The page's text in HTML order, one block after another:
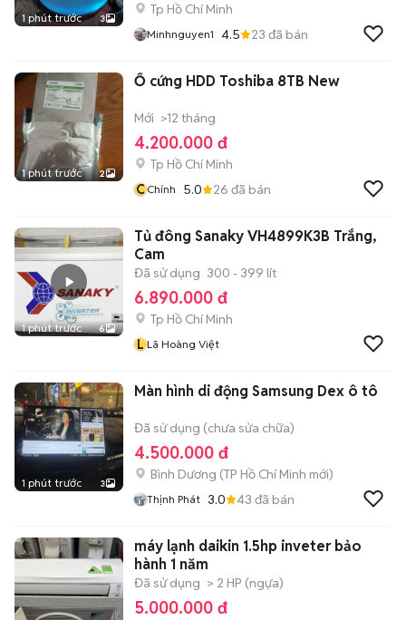
1 phút trước 3
Tp Hồ Chí Minh
Minhnguyen1 4.5 23 đã bán
1 phút trước 2
Ổ cứng HDD Toshiba 8TB New
Mới >12 tháng
4.200.000 đ
Tp Hồ Chí Minh
CChính 5.0 26 đã bán
1 phút trước 6
Tủ đông Sanaky VH4899K3B Trắng,
Cam
Đã sử dụng 300 - 399 lít
6.890.000 đ
Tp Hồ Chí Minh
L Lã Hoàng Việt
1 phút trước 3
Màn hình di động Samsung Dex ô tô
Đã sử dụng (chưa sửa chữa)
4.500.000 đ
Bình Dương (TP Hồ Chí Minh mới)
Thịnh Phát 3.0 43 đã bán
máy lạnh daikin 1.5hp inveter bảo
hành 1 năm
Đã sử dụng > 2 HP (ngựa)
5.000.000 đ